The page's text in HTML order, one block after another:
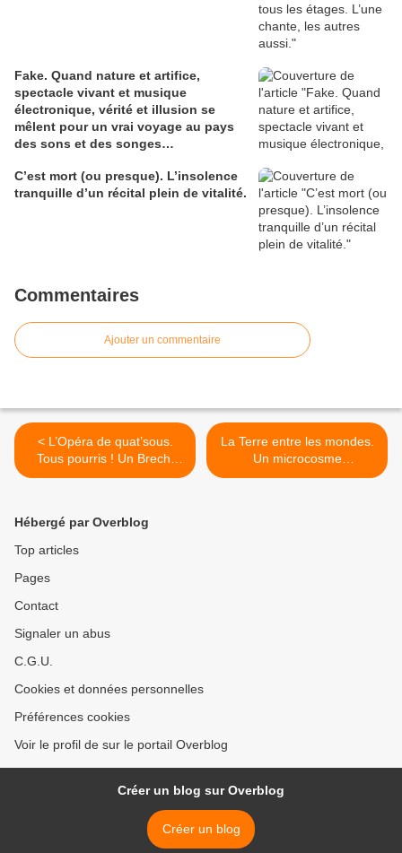
Fake. Quand nature et artifice,
spectacle vivant et musique
électronique, vérité et illusion se
mêlent pour un vrai voyage au pays
des sons et des songes…
C’est mort (ou presque). L’insolence
tranquille d’un récital plein de vitalité.
Commentaires
Ajouter un commentaire
< L’Opéra de quat’sous.
Tous pourris ! Un Brecht
d’hier et d’aujourd’hui…
La Terre entre les mondes.
Un microcosme
emblématique. >
Hébergé par Overblog
Top articles
Pages
Contact
Signaler un abus
C.G.U.
Cookies et données personnelles
Préférences cookies
Voir le profil de sur le portail Overblog
Créer un blog sur Overblog
Créer un blog